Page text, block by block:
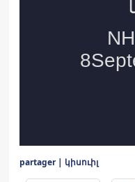
partager | կիսուիլ